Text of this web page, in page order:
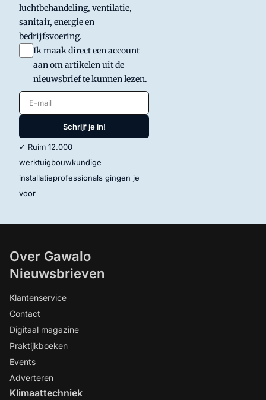
luchtbehandeling, ventilatie,
sanitair, energie en
bedrijfsvoering.
Ik maak direct een account
aan om artikelen uit de
nieuwsbrief te kunnen lezen.
E-mail
Schrijf je in!
✓ Ruim 12.000
werktuigbouwkundige
installatieprofessionals gingen je
voor
Over Gawalo
Nieuwsbrieven
Klantenservice
Contact
Digitaal magazine
Praktijkboeken
Events
Adverteren
Klimaattechniek